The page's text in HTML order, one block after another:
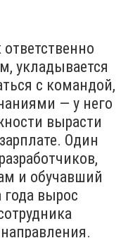
укладывается
с командой,
— у него
вырасти
Один
и обучавший
года вырос